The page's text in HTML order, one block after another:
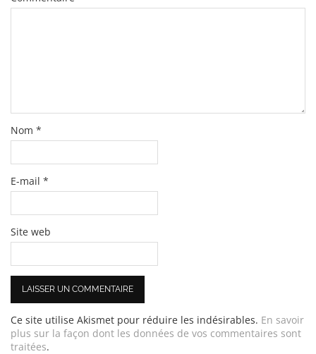
Nom *
E-mail *
Site web
Ce site utilise Akismet pour réduire les indésirables. En savoir
plus sur la façon dont les données de vos commentaires sont
traitées.